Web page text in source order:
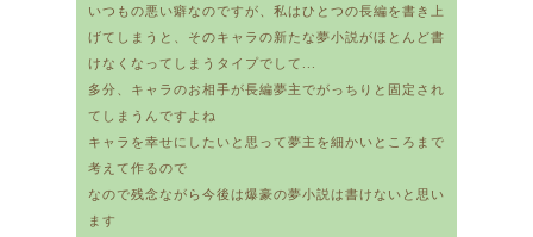
いつもの悪い癖なのですが、私はひとつの長編を書き上
げてしまうと、そのキャラの新たな夢小説がほとんど書
けなくなってしまうタイプでして...
多分、キャラのお相手が長編夢主でがっちりと固定され
てしまうんですよね
キャラを幸せにしたいと思って夢主を細かいところまで
考えて作るので
なので残念ながら今後は爆豪の夢小説は書けないと思い
ます